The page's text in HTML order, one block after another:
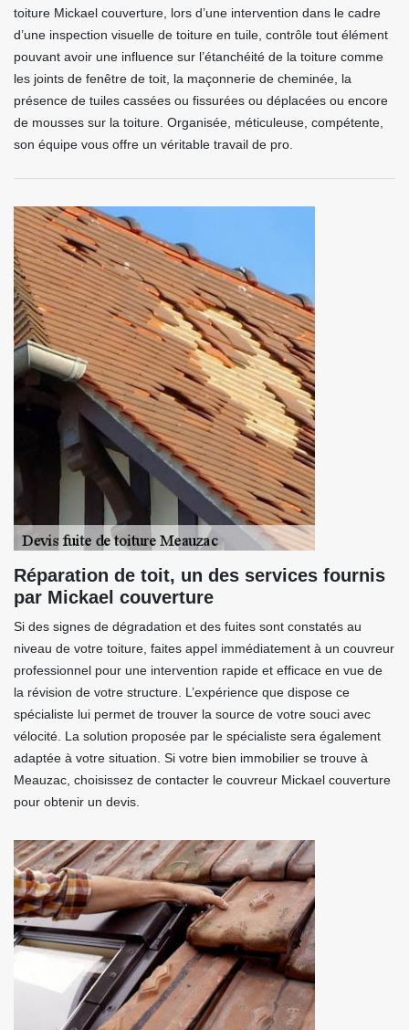
toiture Mickael couverture, lors d’une intervention dans le cadre
d’une inspection visuelle de toiture en tuile, contrôle tout élément
pouvant avoir une influence sur l’étanchéité de la toiture comme
les joints de fenêtre de toit, la maçonnerie de cheminée, la
présence de tuiles cassées ou fissurées ou déplacées ou encore
de mousses sur la toiture. Organisée, méticuleuse, compétente,
son équipe vous offre un véritable travail de pro.
Réparation de toit, un des services fournis
par Mickael couverture
Si des signes de dégradation et des fuites sont constatés au
niveau de votre toiture, faites appel immédiatement à un couvreur
professionnel pour une intervention rapide et efficace en vue de
la révision de votre structure. L’expérience que dispose ce
spécialiste lui permet de trouver la source de votre souci avec
vélocité. La solution proposée par le spécialiste sera également
adaptée à votre situation. Si votre bien immobilier se trouve à
Meauzac, choisissez de contacter le couvreur Mickael couverture
pour obtenir un devis.